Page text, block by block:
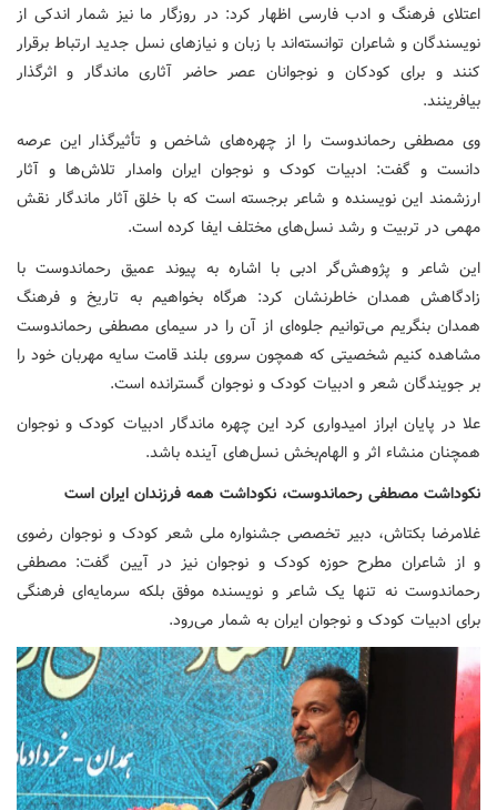
اعتلای فرهنگ و ادب فارسی اظهار کرد: در روزگار ما نیز شمار اندکی از
نویسندگان و شاعران توانسته‌اند با زبان و نیازهای نسل جدید ارتباط برقرار
کنند و برای کودکان و نوجوانان عصر حاضر آثاری ماندگار و اثرگذار
بیافرینند.
وی مصطفی رحماندوست را از چهره‌های شاخص و تأثیرگذار این عرصه
دانست و گفت: ادبیات کودک و نوجوان ایران وامدار تلاش‌ها و آثار
ارزشمند این نویسنده و شاعر برجسته است که با خلق آثار ماندگار نقش
مهمی در تربیت و رشد نسل‌های مختلف ایفا کرده است.
این شاعر و پژوهش‌گر ادبی با اشاره به پیوند عمیق رحماندوست با
زادگاهش همدان خاطرنشان کرد: هرگاه بخواهیم به تاریخ و فرهنگ
همدان بنگریم می‌توانیم جلوه‌ای از آن را در سیمای مصطفی رحماندوست
مشاهده کنیم شخصیتی که همچون سروی بلند قامت سایه مهربان خود را
بر جویندگان شعر و ادبیات کودک و نوجوان گسترانده است.
علا در پایان ابراز امیدواری کرد این چهره ماندگار ادبیات کودک و نوجوان
همچنان منشاء اثر و الهام‌بخش نسل‌های آینده باشد.
نکوداشت مصطفی رحماندوست، نکوداشت همه فرزندان ایران است
غلامرضا بکتاش، ‌دبیر تخصصی جشنواره ملی شعر کودک و نوجوان رضوی
و از شاعران مطرح حوزه کودک و نوجوان نیز در آیین گفت: مصطفی
رحماندوست نه تنها یک شاعر و نویسنده موفق بلکه سرمایه‌ای فرهنگی
برای ادبیات کودک و نوجوان ایران به شمار می‌رود.